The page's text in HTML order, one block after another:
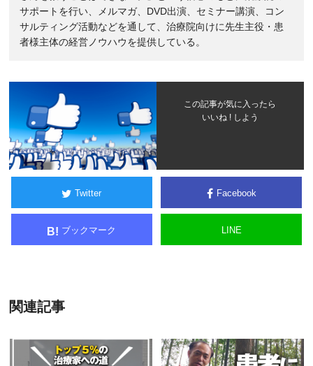
サポートを行い、メルマガ、DVD出演、セミナー講演、コン
サルティング活動などを通して、治療院向けに先生主役・患
者様主体の経営ノウハウを提供している。
この記事が気に入ったら
いいね ! しよう
Twitter Facebook
B! ブックマーク LINE
関連記事